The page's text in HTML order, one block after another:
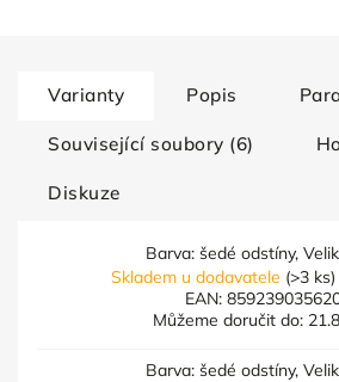
Varianty Popis
Související soubory (6)
Diskuze
Barva: šedé odstíny,
Skladem u dodavatele (>3 ks)
EAN:
Můžeme doručit do:
Barva: šedé odstíny,